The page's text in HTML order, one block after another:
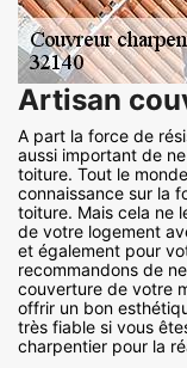
Artisan
A part la force de
aussi important de
toiture. Tout le
connaissance sur la
toiture. Mais cela ne
de votre logement
et également pour
recommandons de
couverture de votre
offrir un bon
très fiable si vous
charpentier pour la